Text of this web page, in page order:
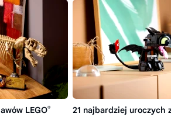
model!
LEGO®
21 najbardziej uroczych